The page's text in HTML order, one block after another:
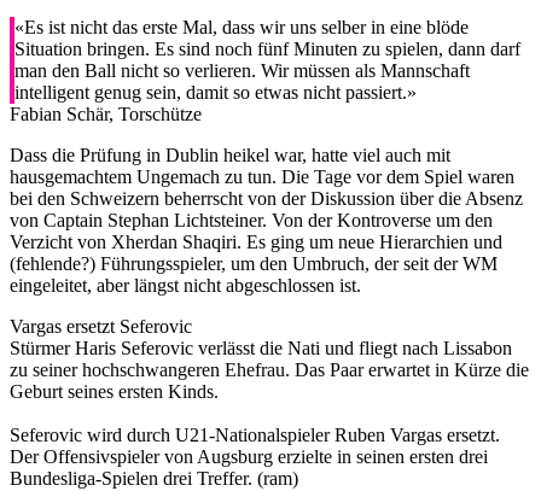
«Es ist nicht das erste Mal, dass wir uns selber in eine blöde
Situation bringen. Es sind noch fünf Minuten zu spielen, dann darf
man den Ball nicht so verlieren. Wir müssen als Mannschaft
intelligent genug sein, damit so etwas nicht passiert.»
Fabian Schär, Torschütze
Dass die Prüfung in Dublin heikel war, hatte viel auch mit
hausgemachtem Ungemach zu tun. Die Tage vor dem Spiel waren
bei den Schweizern beherrscht von der Diskussion über die Absenz
von Captain Stephan Lichtsteiner. Von der Kontroverse um den
Verzicht von Xherdan Shaqiri. Es ging um neue Hierarchien und
(fehlende?) Führungsspieler, um den Umbruch, der seit der WM
eingeleitet, aber längst nicht abgeschlossen ist.
Vargas ersetzt Seferovic
Stürmer Haris Seferovic verlässt die Nati und fliegt nach Lissabon
zu seiner hochschwangeren Ehefrau. Das Paar erwartet in Kürze die
Geburt seines ersten Kinds.
Seferovic wird durch U21-Nationalspieler Ruben Vargas ersetzt.
Der Offensivspieler von Augsburg erzielte in seinen ersten drei
Bundesliga-Spielen drei Treffer. (ram)​